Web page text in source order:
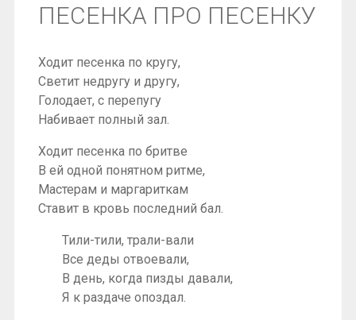
ПЕСЕНКА ПРО ПЕСЕНКУ
Ходит песенка по кругу,
Светит недругу и другу,
Голодает, с перепугу
Набивает полный зал.
Ходит песенка по бритве
В ей одной понятном ритме,
Мастерам и маргариткам
Ставит в кровь последний бал.
Тили-тили, трали-вали
Все деды отвоевали,
В день, когда пизды давали,
Я к раздаче опоздал.